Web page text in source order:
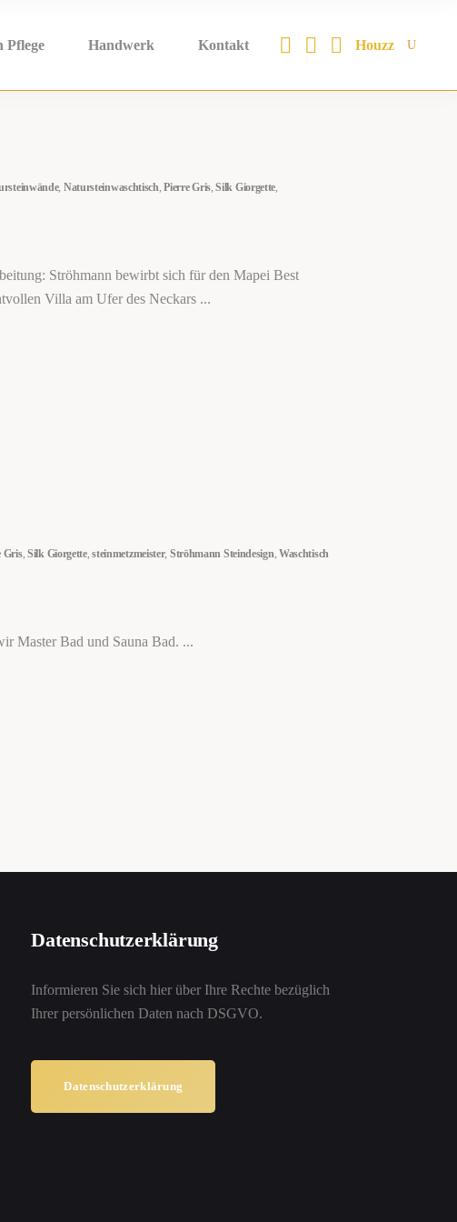
Pflege Handwerk Kontakt Houzz
, Natursteinwaschtisch,Pierre Gris,Silk Giorgette,
Ströhmann bewirbt sich für den Mapei Best
Villa am Ufer des Neckars
Gris, Silk Giorgette,steinmetzmeister, Ströhmann Steindesign Waschtisch
Master Bad und Sauna Bad.
Datenschutzerklärung
Informieren Sie sich hier über Ihre Rechte bezüglich
Ihrer persönlichen Daten nach DSGVO.
Datenschutzerklärung